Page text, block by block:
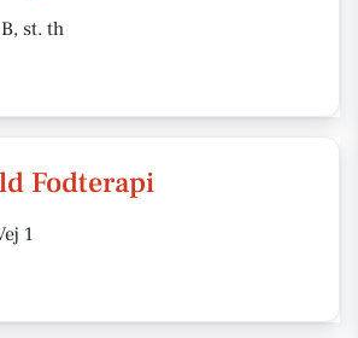
st. th
Fodterapi
1